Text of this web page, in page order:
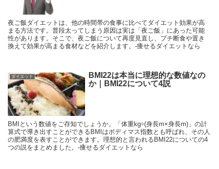
夜ご飯ダイエットは、他の時間帯の食事に比べてダイエット効果が高
まる方法です。普段太ってしまう原因は実は「夜ご飯」にあった可能
性があります。そこで、夜ご飯について再度見直し、プチ断食や置き
換えて効果が高まる食材などを紹介します。-痩せるダイエットなら
ダイエット
BMI22は本当に理想的な数値なの
か｜BMI22について4説
BMIという数値をご存知でしょうか。「体重kg÷(身長m×身長m)」の計
算式で導き出すことができるBMIはボディマス指数とも呼ばれ、その人
の肥満度を表すことができます。理想的と言われるBMI22についての4
つの説をまとめました。-痩せるダイエットなら